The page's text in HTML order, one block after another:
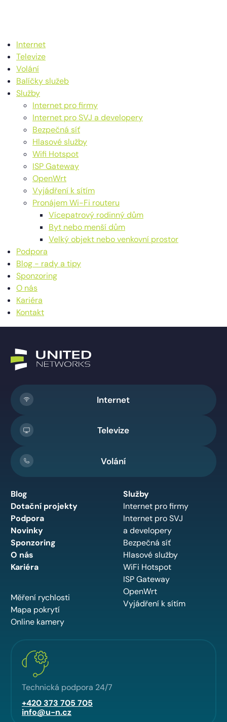
Internet
Televize
Volání
Balíčky služeb
Služby
Internet pro firmy
Internet pro SVJ a developery
Bezpečná síť
Hlasové služby
Wifi Hotspot
ISP Gateway
OpenWrt
Vyjádření k sítím
Pronájem Wi-Fi routeru
Vícepatrový rodinný dům
Byt nebo menší dům
Velký objekt nebo venkovní prostor
Podpora
Blog - rady a tipy
Sponzoring
O nás
Kariéra
Kontakt
Internet
Televize
Volání
Blog
Dotační projekty
Podpora
Novinky
Sponzoring
O nás
Kariéra
Měření rychlosti
Mapa pokrytí
Online kamery
Služby
Internet pro firmy
Internet pro SVJ
a developery
Bezpečná síť
Hlasové služby
WiFi Hotspot
ISP Gateway
OpenWrt
Vyjádření k sítím
Technická podpora 24/7
+420 373 705 705
info@u-n.cz